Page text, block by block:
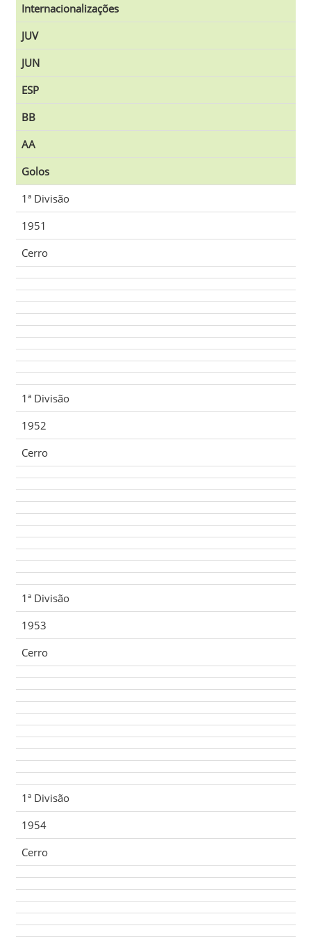
Internacionalizações
JUV
JUN
ESP
BB
AA
Golos
1ª Divisão
1951
Cerro
1ª Divisão
1952
Cerro
1ª Divisão
1953
Cerro
1ª Divisão
1954
Cerro